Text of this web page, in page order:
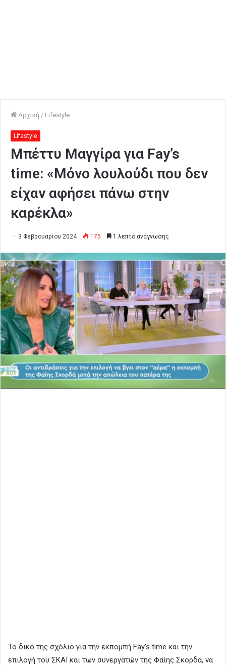
Αρχική / Lifestyle
Lifestyle
Μπέττυ Μαγγίρα για Fay’s
time: «Μόνο λουλούδι που δεν
είχαν αφήσει πάνω στην
καρέκλα»
3 Φεβρουαρίου 2024 175 1 λεπτό ανάγνωσης
Το δικό της σχόλιο για την εκπομπή Fay’s time και την
επιλογή του ΣΚΑΪ και των συνεργατών της Φαίης Σκορδά, να